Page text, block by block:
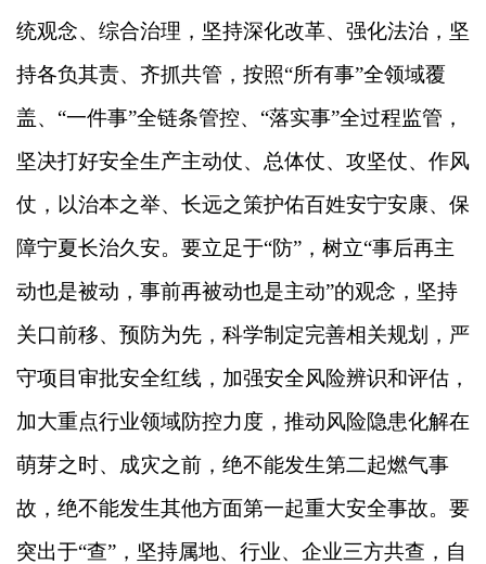
统观念、综合治理，坚持深化改革、强化法治，坚
持各负其责、齐抓共管，按照“所有事”全领域覆
盖、“一件事”全链条管控、“落实事”全过程监管，
坚决打好安全生产主动仗、总体仗、攻坚仗、作风
仗，以治本之举、长远之策护佑百姓安宁安康、保
障宁夏长治久安。要立足于“防”，树立“事后再主
动也是被动，事前再被动也是主动”的观念，坚持
关口前移、预防为先，科学制定完善相关规划，严
守项目审批安全红线，加强安全风险辨识和评估，
加大重点行业领域防控力度，推动风险隐患化解在
萌芽之时、成灾之前，绝不能发生第二起燃气事
故，绝不能发生其他方面第一起重大安全事故。要
突出于“查”，坚持属地、行业、企业三方共查，自